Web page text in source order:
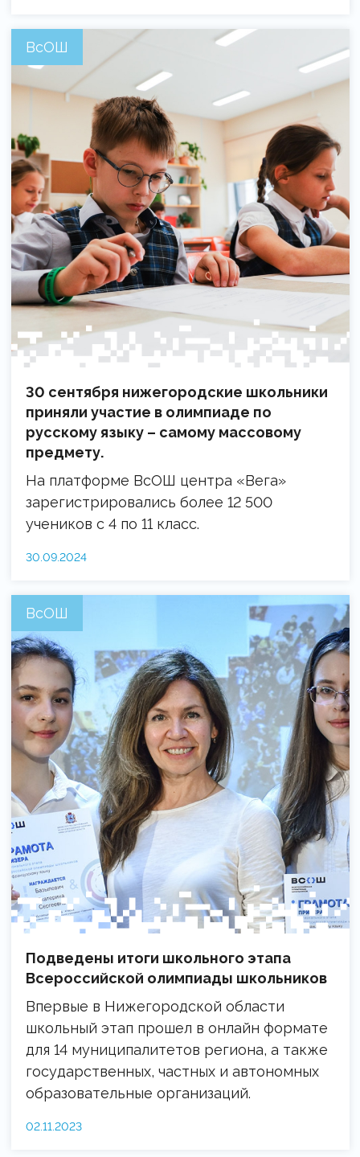
ВсОШ
30 сентября нижегородские школьники
приняли участие в олимпиаде по
русскому языку – самому массовому
предмету.
На платформе ВсОШ центра «Вега»
зарегистрировались более 12 500
учеников с 4 по 11 класс.
30.09.2024
ВсОШ
Подведены итоги школьного этапа
Всероссийской олимпиады школьников
Впервые в Нижегородской области
школьный этап прошел в онлайн формате
для 14 муниципалитетов региона, а также
государственных, частных и автономных
образовательные организаций.
02.11.2023